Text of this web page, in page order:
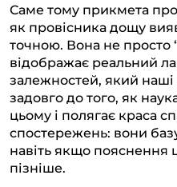
Саме тому прикмета про
як провісника дощу
точною. Вона не просто
відображає реальний
залежностей, який
задовго до того, як
цьому і полягає краса
спостережень: вони
навіть якщо пояснення
пізніше.